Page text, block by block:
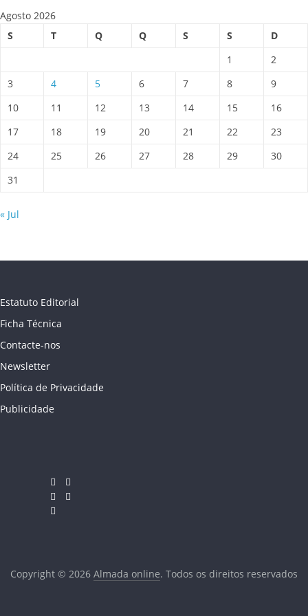
Agosto 2026
S
T Q Q S S
D
1
2
3
4 5 6 7 8
9
10
11 12 13 14 15
16
17
18 19 20 21 22
23
24
25 26 27 28 29
30
31
« Jul
Estatuto Editorial
Ficha Técnica
Contacte-nos
Newsletter
Política de Privacidade
Publicidade
Copyright © 2026 Almada online. Todos os direitos reservados